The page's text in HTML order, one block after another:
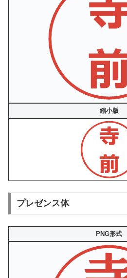
縮小版
プレゼンス体
PNG形式